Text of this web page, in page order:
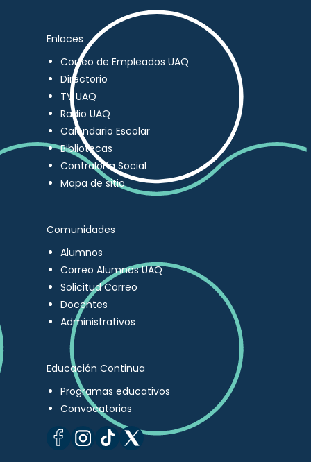
Enlaces
Correo de Empleados UAQ
Directorio
TV UAQ
Radio UAQ
Calendario Escolar
Bibliotecas
Contraloría Social
Mapa de sitio
Comunidades
Alumnos
Correo Alumnos UAQ
Solicitud Correo
Docentes
Administrativos
Educación Continua
Programas educativos
Convocatorias